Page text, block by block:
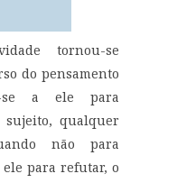
tornou-se
do pensamento
se a ele para
qualquer
não para
para refutar, o